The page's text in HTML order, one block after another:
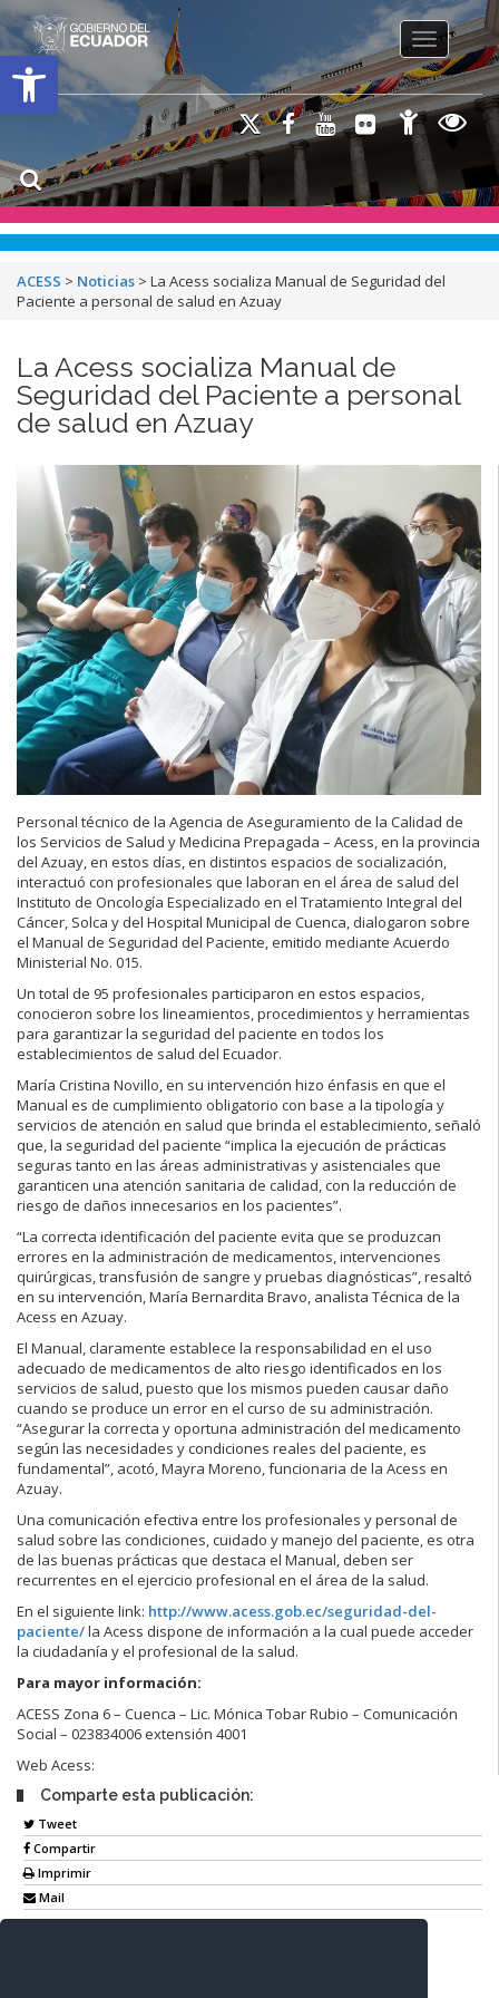
Open toolbar
Toggle
ACESS > Noticias > La Acess socializa Manual de Seguridad del
Paciente a personal de salud en Azuay
La Acess socializa Manual de
Seguridad del Paciente a personal
de salud en Azuay
Personal técnico de la Agencia de Aseguramiento de la Calidad de
los Servicios de Salud y Medicina Prepagada – Acess, en la provincia
del Azuay, en estos días, en distintos espacios de socialización,
interactuó con profesionales que laboran en el área de salud del
Instituto de Oncología Especializado en el Tratamiento Integral del
Cáncer, Solca y del Hospital Municipal de Cuenca, dialogaron sobre
el Manual de Seguridad del Paciente, emitido mediante Acuerdo
Ministerial No. 015.
Un total de 95 profesionales participaron en estos espacios,
conocieron sobre los lineamientos, procedimientos y herramientas
para garantizar la seguridad del paciente en todos los
establecimientos de salud del Ecuador.
María Cristina Novillo, en su intervención hizo énfasis en que el
Manual es de cumplimiento obligatorio con base a la tipología y
servicios de atención en salud que brinda el establecimiento, señaló
que, la seguridad del paciente “implica la ejecución de prácticas
seguras tanto en las áreas administrativas y asistenciales que
garanticen una atención sanitaria de calidad, con la reducción de
riesgo de daños innecesarios en los pacientes”.
“La correcta identificación del paciente evita que se produzcan
errores en la administración de medicamentos, intervenciones
quirúrgicas, transfusión de sangre y pruebas diagnósticas”, resaltó
en su intervención, María Bernardita Bravo, analista Técnica de la
Acess en Azuay.
El Manual, claramente establece la responsabilidad en el uso
adecuado de medicamentos de alto riesgo identificados en los
servicios de salud, puesto que los mismos pueden causar daño
cuando se produce un error en el curso de su administración.
“Asegurar la correcta y oportuna administración del medicamento
según las necesidades y condiciones reales del paciente, es
fundamental”, acotó, Mayra Moreno, funcionaria de la Acess en
Azuay.
Una comunicación efectiva entre los profesionales y personal de
salud sobre las condiciones, cuidado y manejo del paciente, es otra
de las buenas prácticas que destaca el Manual, deben ser
recurrentes en el ejercicio profesional en el área de la salud.
En el siguiente link: http://www.acess.gob.ec/seguridad-del-
paciente/la Acess dispone de información a la cual puede acceder
la ciudadanía y el profesional de la salud.
Para mayor información:
ACESS Zona 6 – Cuenca – Lic. Mónica Tobar Rubio – Comunicación
Social – 023834006 extensión 4001
Web Acess:
Comparte esta publicación:
Tweet
Compartir
Imprimir
Mail